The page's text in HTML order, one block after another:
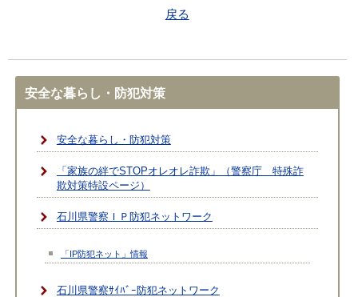
戻る
安全な暮らし・防犯対策
安全な暮らし・防犯対策
「家族の絆でSTOPオレオレ詐欺」（警察庁 特殊詐
欺対策特設ページ）
石川県警察ＩＰ防犯ネットワーク
「IP防犯ネット」情報
石川県警察ｻｲﾊﾞｰ防犯ネットワーク